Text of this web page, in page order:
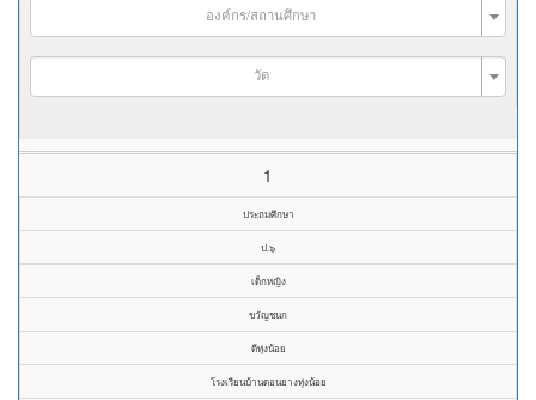
องค์กร/สถานศึกษา
วัด
1
ประถมศึกษา
ป.๖
เด็กหญิง
ขวัญชนก
ดีทุ่งน้อย
โรงเรียนบ้านดอนยางทุ่งน้อย